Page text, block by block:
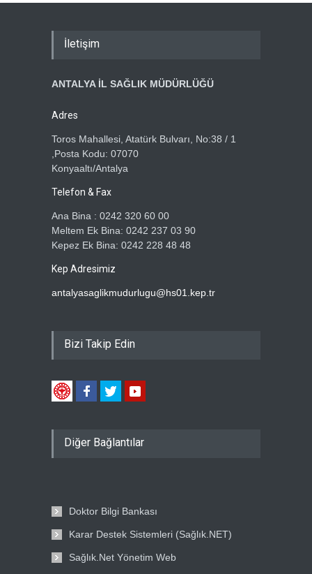
İletişim
ANTALYA İL SAĞLIK MÜDÜRLÜĞÜ
Adres
Toros Mahallesi, Atatürk Bulvarı, No:38 / 1
,Posta Kodu: 07070
Konyaaltı/Antalya
Telefon & Fax
Ana Bina : 0242 320 60 00
Meltem Ek Bina: 0242 237 03 90
Kepez Ek Bina: 0242 228 48 48
Kep Adresimiz
antalyasaglikmudurlugu@hs01.kep.tr
Bizi Takip Edin
Diğer Bağlantılar
Doktor Bilgi Bankası
Karar Destek Sistemleri (Sağlık.NET)
Sağlık.Net Yönetim Web